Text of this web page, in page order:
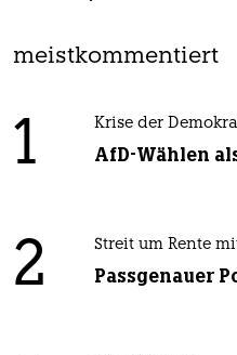
meistkommentiert
1 Krise der
AfD-Wählen
2 Streit um Rente
Passgenauer